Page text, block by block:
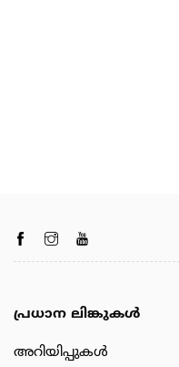
പ്രധാന ലിങ്കുകൾ
അറിയിപ്പുകള്‍